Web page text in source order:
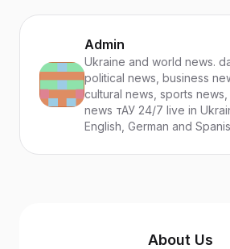
Admin
Ukraine and world news.
political news, business
cultural news, sports
news тАУ 24/7 live in
English, German and
About Us